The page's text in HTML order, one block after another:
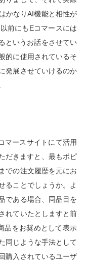
かなりAI機能と相性が
前にもEコマースには
というお話をさせてい
的に使用されているそ
発展させていけるのか
マースサイトにて活用
だきますと、最もポピ
での注文履歴を元にお
ることでしょうか。よ
である場合、同品目を
れていたとしますと前
品をお奨めとして表示
同じような手法として
購入されているユーザ